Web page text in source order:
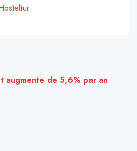
augmente de 5,6% par an